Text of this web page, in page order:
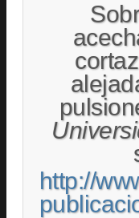
http://